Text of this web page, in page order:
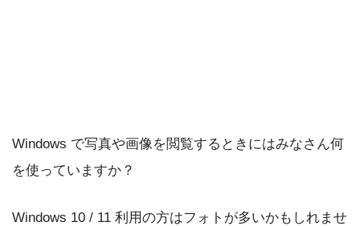
Windows で写真や画像を閲覧するときにはみなさん何
を使っていますか？
Windows 10 / 11 利用の方はフォトが多いかもしれませ